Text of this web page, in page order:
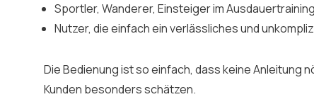
Sportler, Wanderer, Einsteiger im Ausdauertraining
Nutzer, die einfach ein verlässliches und
Die Bedienung ist so einfach, dass keine Anleitung
Kunden besonders schätzen.